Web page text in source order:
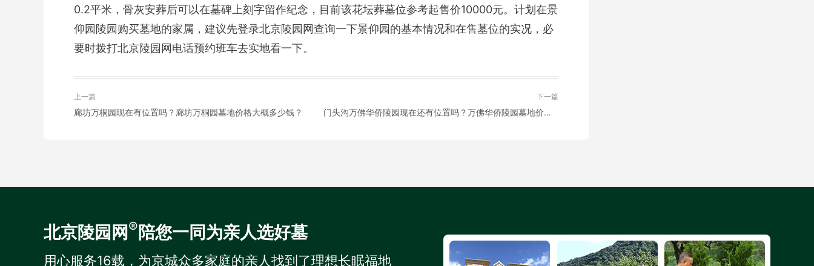
0.2平米，骨灰安葬后可以在墓碑上刻字留作纪念，目前该花坛葬墓位参考起售价10000元。计划在景
仰园陵园购买墓地的家属，建议先登录北京陵园网查询一下景仰园的基本情况和在售墓位的实况，必
要时拨打北京陵园网电话预约班车去实地看一下。
上一篇
廊坊万桐园现在有位置吗？廊坊万桐园墓地价格大概多少钱？
下一篇
门头沟万佛华侨陵园现在还有位置吗？万佛华侨陵园墓地价格多少？
北京陵园网 ®陪您一同为亲人选好墓
用心服务16载，为京城众多家庭的亲人找到了理想长眠福地